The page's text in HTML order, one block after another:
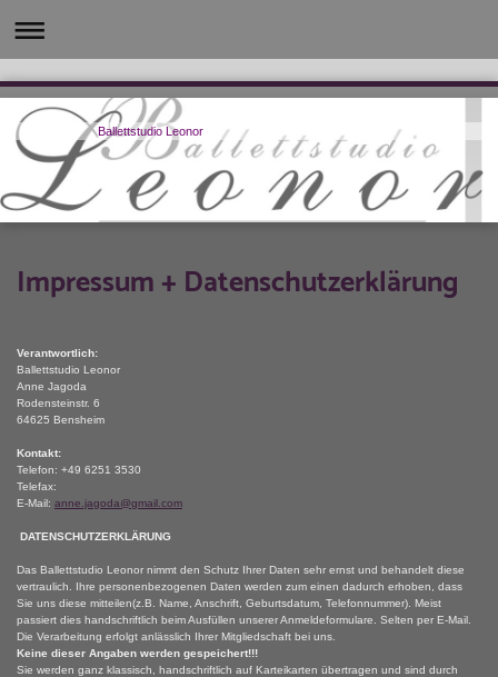
Ballettstudio Leonor
Impressum + Datenschutzerklärung
Verantwortlich:
Ballettstudio Leonor
Anne Jagoda
Rodensteinstr. 6
64625 Bensheim
Kontakt:
Telefon: +49 6251 3530
Telefax:
E-Mail: anne.jagoda@gmail.com
DATENSCHUTZERKLÄRUNG
Das Ballettstudio Leonor nimmt den Schutz Ihrer Daten sehr ernst und behandelt diese
vertraulich. Ihre personenbezogenen Daten werden zum einen dadurch erhoben, dass
Sie uns diese mitteilen(z.B. Name, Anschrift, Geburtsdatum, Telefonnummer). Meist
passiert dies handschriftlich beim Ausfüllen unserer Anmeldeformulare. Selten per E-Mail.
Die Verarbeitung erfolgt anlässlich Ihrer Mitgliedschaft bei uns.
Keine dieser Angaben werden gespeichert!!!
Sie werden ganz klassisch, handschriftlich auf Karteikarten übertragen und sind durch